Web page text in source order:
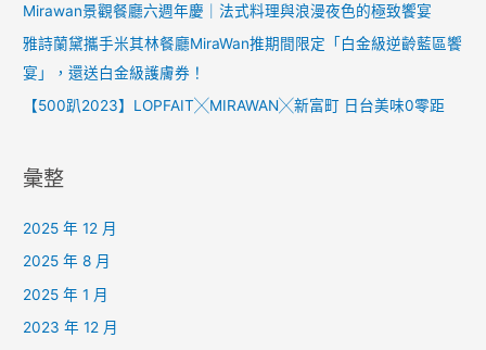
Mirawan景觀餐廳六週年慶｜法式料理與浪漫夜色的極致饗宴
雅詩蘭黛攜手米其林餐廳MiraWan推期間限定「白金級逆齡藍區饗
宴」，還送白金級護膚券！
【500趴2023】LOPFAIT╳MIRAWAN╳新富町 日台美味0零距
彙整
2025 年 12 月
2025 年 8 月
2025 年 1 月
2023 年 12 月